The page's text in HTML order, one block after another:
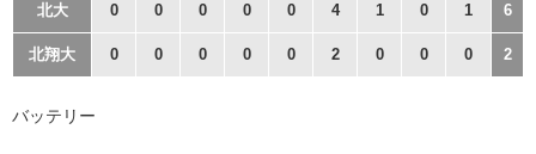
北大 0 0 0 0 0 4 1 0 1 6
北翔大 0 0 0 0 0 2 0 0 0 2
バッテリー